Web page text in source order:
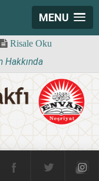
MENU
Risale Oku
Hakkında